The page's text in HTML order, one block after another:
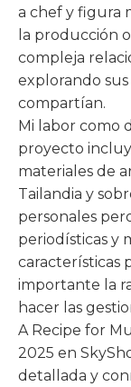
a chef y figura
la producción
compleja
explorando sus
compartían.
Mi labor como
proyecto
materiales de
Tailandia y
personales
periodísticas y
características
importante la
hacer las
A Recipe for
2025 en
detallada y